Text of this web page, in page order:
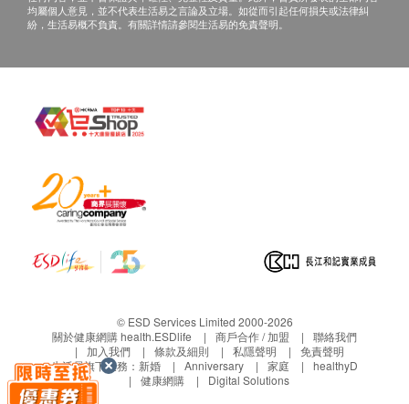
鹼性磷酸酶
丙種谷氨基轉移酵素
鈉
肌酸酐
血尿素
氯
甲狀腺
游離甲狀腺素
血液檢查
血型及Rh因子
• 所列出之疫苗服務費用已包括首次注射前的醫生會
斷並不適合接種有關疫苗，本診所將收取一次醫生會
• 成功付款後，已訂購之疫苗服務費用不設更改，轉
讓及／或退款（除上述經醫生諮詢後不宜進行接種疫
• 疫苗注射服務並非作為醫療診斷或治療用途。
均屬個人意見，並不代表生活易之言論及立場。如從而引起任何損失或法律糾
紛，生活易概不負責。有關詳情請參閱生活易的免責聲明。
© ESD Services Limited 2000-2026
關於健康網購 health.ESDlife
商戶合作 / 加盟
聯絡我們
加入我們
條款及細則 私隱聲明
免責聲明
生活易旗下業務： 新婚 Anniversary 家庭
healthyD
健康網購
Digital Solutions